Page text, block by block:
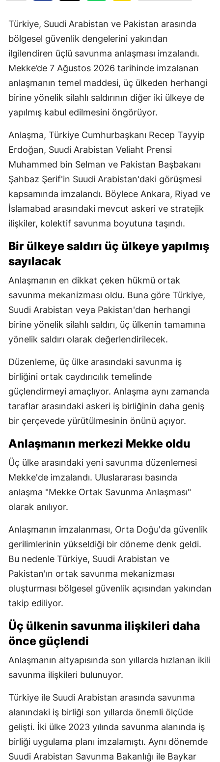
Türkiye, Suudi Arabistan ve Pakistan arasında
bölgesel güvenlik dengelerini yakından
ilgilendiren üçlü savunma anlaşması imzalandı.
Mekke’de 7 Ağustos 2026 tarihinde imzalanan
anlaşmanın temel maddesi, üç ülkeden herhangi
birine yönelik silahlı saldırının diğer iki ülkeye de
yapılmış kabul edilmesini öngörüyor.
Anlaşma, Türkiye Cumhurbaşkanı Recep Tayyip
Erdoğan, Suudi Arabistan Veliaht Prensi
Muhammed bin Selman ve Pakistan Başbakanı
Şahbaz Şerif'in Suudi Arabistan'daki görüşmesi
kapsamında imzalandı. Böylece Ankara, Riyad ve
İslamabad arasındaki mevcut askeri ve stratejik
ilişkiler, kolektif savunma boyutuna taşındı.
Bir ülkeye saldırı üç ülkeye yapılmış
sayılacak
Anlaşmanın en dikkat çeken hükmü ortak
savunma mekanizması oldu. Buna göre Türkiye,
Suudi Arabistan veya Pakistan'dan herhangi
birine yönelik silahlı saldırı, üç ülkenin tamamına
yönelik saldırı olarak değerlendirilecek.
Düzenleme, üç ülke arasındaki savunma iş
birliğini ortak caydırıcılık temelinde
güçlendirmeyi amaçlıyor. Anlaşma aynı zamanda
taraflar arasındaki askeri iş birliğinin daha geniş
bir çerçevede yürütülmesinin önünü açıyor.
Anlaşmanın merkezi Mekke oldu
Üç ülke arasındaki yeni savunma düzenlemesi
Mekke'de imzalandı. Uluslararası basında
anlaşma "Mekke Ortak Savunma Anlaşması"
olarak anılıyor.
Anlaşmanın imzalanması, Orta Doğu'da güvenlik
gerilimlerinin yükseldiği bir döneme denk geldi.
Bu nedenle Türkiye, Suudi Arabistan ve
Pakistan'ın ortak savunma mekanizması
oluşturması bölgesel güvenlik açısından yakından
takip ediliyor.
Üç ülkenin savunma ilişkileri daha
önce güçlendi
Anlaşmanın altyapısında son yıllarda hızlanan ikili
savunma ilişkileri bulunuyor.
Türkiye ile Suudi Arabistan arasında savunma
alanındaki iş birliği son yıllarda önemli ölçüde
gelişti. İki ülke 2023 yılında savunma alanında iş
birliği uygulama planı imzalamıştı. Aynı dönemde
Suudi Arabistan Savunma Bakanlığı ile Baykar